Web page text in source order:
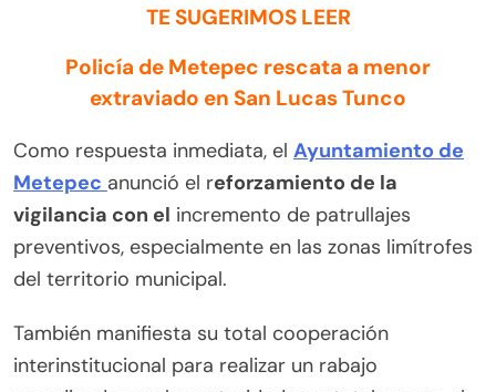
TE SUGERIMOS LEER
Policía de Metepec rescata a menor
extraviado en San Lucas Tunco
Como respuesta inmediata, el Ayuntamiento de
Metepec anunció el reforzamiento de la
vigilancia con el incremento de patrullajes
preventivos, especialmente en las zonas limítrofes
del territorio municipal.
También manifiesta su total cooperación
interinstitucional para realizar un rabajo